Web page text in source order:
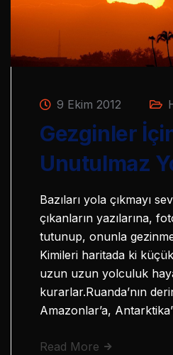
9 Ekim 2012
Gezginler
Unutulmaz
Bazıları yola çıkmayı
çıkanların yazılarına,
tutunup, onunla
Kimileri haritada ki
uzun uzun yolculuk
kurarlar.Ruanda’nın
Amazonlar’a,
Read More